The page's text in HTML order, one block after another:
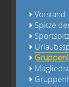
Vorstand
Spitze